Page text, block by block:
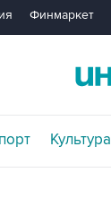
Финмаркет
Культура